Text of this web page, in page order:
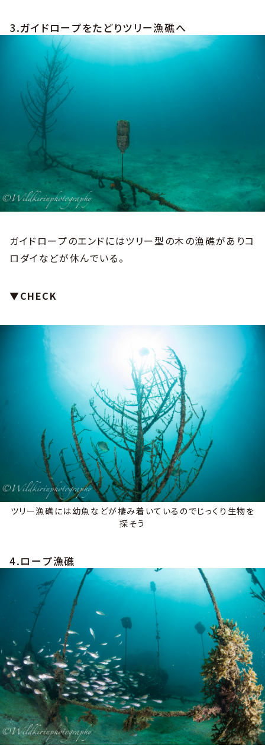
3.ガイドロープをたどりツリー漁礁へ
ガイドロープのエンドにはツリー型の木の漁礁がありコ
ロダイなどが休んでいる。
▼CHECK
ツリー漁礁には幼魚などが棲み着いているのでじっくり生物を
探そう
4.ロープ漁礁